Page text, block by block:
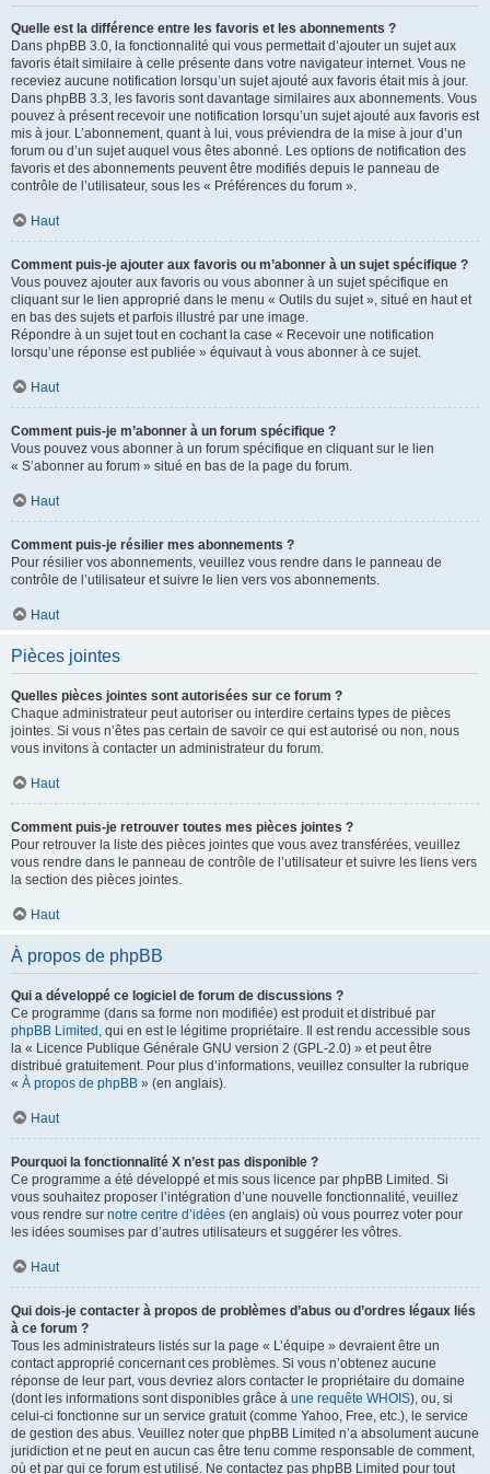
Quelle est la différence entre les favoris et les abonnements ?
Dans phpBB 3.0, la fonctionnalité qui vous permettait d’ajouter un sujet aux
favoris était similaire à celle présente dans votre navigateur internet. Vous ne
receviez aucune notification lorsqu’un sujet ajouté aux favoris était mis à jour.
Dans phpBB 3.3, les favoris sont davantage similaires aux abonnements. Vous
pouvez à présent recevoir une notification lorsqu’un sujet ajouté aux favoris est
mis à jour. L’abonnement, quant à lui, vous préviendra de la mise à jour d’un
forum ou d’un sujet auquel vous êtes abonné. Les options de notification des
favoris et des abonnements peuvent être modifiés depuis le panneau de
contrôle de l’utilisateur, sous les « Préférences du forum ».
Haut
Comment puis-je ajouter aux favoris ou m’abonner à un sujet spécifique ?
Vous pouvez ajouter aux favoris ou vous abonner à un sujet spécifique en
cliquant sur le lien approprié dans le menu « Outils du sujet », situé en haut et
en bas des sujets et parfois illustré par une image.
Répondre à un sujet tout en cochant la case « Recevoir une notification
lorsqu’une réponse est publiée » équivaut à vous abonner à ce sujet.
Haut
Comment puis-je m’abonner à un forum spécifique ?
Vous pouvez vous abonner à un forum spécifique en cliquant sur le lien
« S’abonner au forum » situé en bas de la page du forum.
Haut
Comment puis-je résilier mes abonnements ?
Pour résilier vos abonnements, veuillez vous rendre dans le panneau de
contrôle de l’utilisateur et suivre le lien vers vos abonnements.
Haut
Pièces jointes
Quelles pièces jointes sont autorisées sur ce forum ?
Chaque administrateur peut autoriser ou interdire certains types de pièces
jointes. Si vous n’êtes pas certain de savoir ce qui est autorisé ou non, nous
vous invitons à contacter un administrateur du forum.
Haut
Comment puis-je retrouver toutes mes pièces jointes ?
Pour retrouver la liste des pièces jointes que vous avez transférées, veuillez
vous rendre dans le panneau de contrôle de l’utilisateur et suivre les liens vers
la section des pièces jointes.
Haut
À propos de phpBB
Qui a développé ce logiciel de forum de discussions ?
Ce programme (dans sa forme non modifiée) est produit et distribué par
phpBB Limited , qui en est le légitime propriétaire. Il est rendu accessible sous
la « Licence Publique Générale GNU version 2 (GPL-2.0) » et peut être
distribué gratuitement. Pour plus d’informations, veuillez consulter la rubrique
« À propos de phpBB » (en anglais).
Haut
Pourquoi la fonctionnalité X n’est pas disponible ?
Ce programme a été développé et mis sous licence par phpBB Limited. Si
vous souhaitez proposer l’intégration d’une nouvelle fonctionnalité, veuillez
vous rendre sur notre centre d’idées (en anglais) où vous pourrez voter pour
les idées soumises par d’autres utilisateurs et suggérer les vôtres.
Haut
Qui dois-je contacter à propos de problèmes d’abus ou d’ordres légaux liés
à ce forum ?
Tous les administrateurs listés sur la page « L’équipe » devraient être un
contact approprié concernant ces problèmes. Si vous n’obtenez aucune
réponse de leur part, vous devriez alors contacter le propriétaire du domaine
(dont les informations sont disponibles grâce à une requête WHOIS), ou, si
celui-ci fonctionne sur un service gratuit (comme Yahoo, Free, etc.), le service
de gestion des abus. Veuillez noter que phpBB Limited n’a absolument aucune
juridiction et ne peut en aucun cas être tenu comme responsable de comment,
où et par qui ce forum est utilisé. Ne contactez pas phpBB Limited pour tout